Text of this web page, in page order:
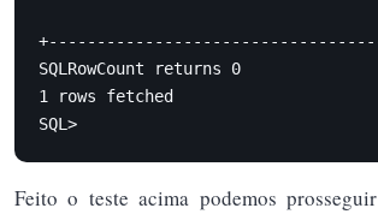
SQLRowCount returns 0
1 rows fetched
SQL>
Feito o teste acima podemos